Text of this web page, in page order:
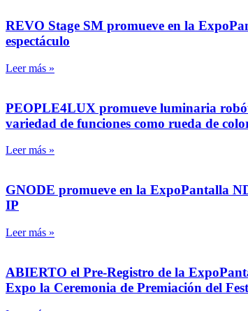
REVO Stage SM promueve en la
espectáculo
Leer más »
PEOPLE4LUX promueve luminaria
variedad de funciones como rueda de
Leer más »
GNODE promueve en la ExpoPantalla
IP
Leer más »
ABIERTO el Pre-Registro de la
Expo la Ceremonia de Premiación del